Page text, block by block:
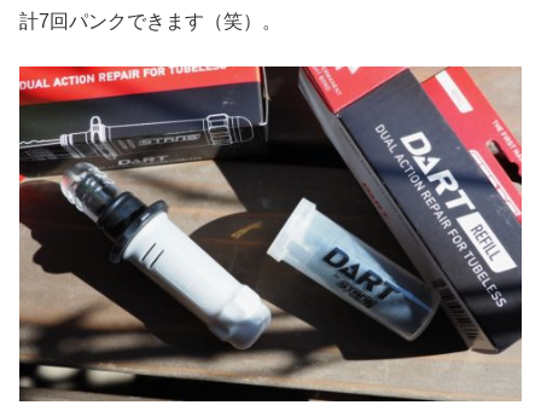
計7回パンクできます（笑）。